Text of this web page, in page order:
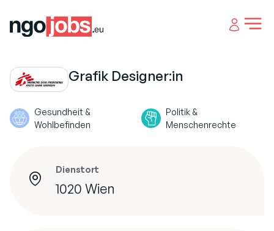
Open
Grafik Designer:in
Gesundheit &
Wohlbefinden
Politik &
Menschenrechte
Dienstort
1020 Wien